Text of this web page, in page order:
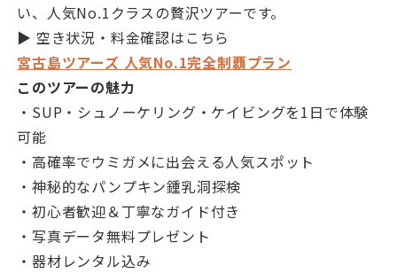
い、人気No.1クラスの贅沢ツアーです。
▶︎ 空き状況・料金確認はこちら
宮古島ツアーズ 人気No.1完全制覇プラン
このツアーの魅力
・SUP・シュノーケリング・ケイビングを1日で体験
可能
・高確率でウミガメに出会える人気スポット
・神秘的なパンプキン鍾乳洞探検
・初心者歓迎＆丁寧なガイド付き
・写真データ無料プレゼント
・器材レンタル込み